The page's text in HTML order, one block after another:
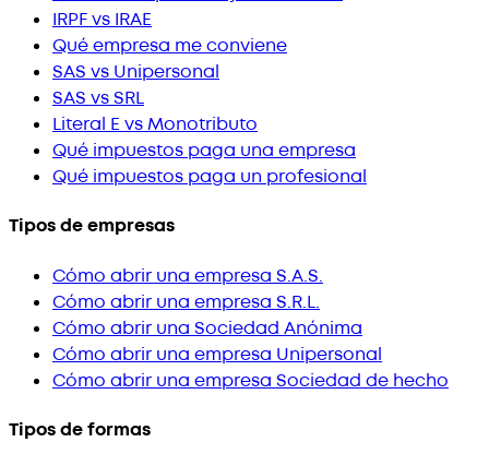
IRPF vs IRAE
Qué empresa me conviene
SAS vs Unipersonal
SAS vs SRL
Literal E vs Monotributo
Qué impuestos paga una empresa
Qué impuestos paga un profesional
Tipos de empresas
Cómo abrir una empresa S.A.S.
Cómo abrir una empresa S.R.L.
Cómo abrir una Sociedad Anónima
Cómo abrir una empresa Unipersonal
Cómo abrir una empresa Sociedad de hecho
Tipos de formas